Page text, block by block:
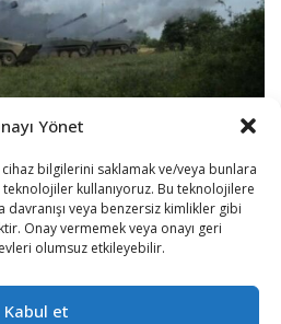
Yönet
bilgilerini saklamak ve/veya bunlara
kullanıyoruz. Bu teknolojilere
veya benzersiz kimlikler gibi
Onay vermemek veya onayı geri
olumsuz etkileyebilir.
Kabul et
bağlı Çokuluslu Savaş
personeller, Askeri Tıp
Polis teşkilatı mensupları,
ile Vasil Levski Ulusal
subaylar ve öğrenciler, ABD